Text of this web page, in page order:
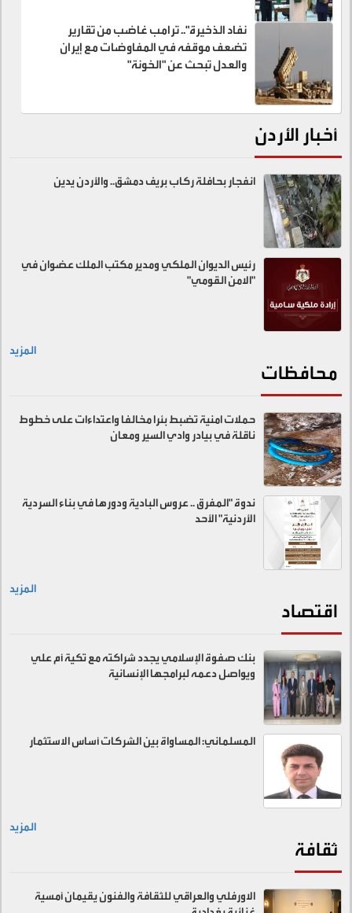
نفاد الذخيرة".. ترامب غاضب من تقارير
تضعف موقفه في المفاوضات مع إيران
والعدل تبحث عن "الخونة"
أخبار الأردن
انفجار بحافلة ركاب بريف دمشق.. والأردن يدين
رئيس الديوان الملكي ومدير مكتب الملك عضوان في
"الامن القومي"
المزيد
محافظات
حملات امنية تضبط بئرا مخالفا واعتداءات على خطوط
ناقلة في بيادر وادي السير ومعان
ندوة "المفرق .. عروس البادية ودورها في بناء السردية
الأردنية" الأحد
المزيد
اقتصاد
بنك صفوة الإسلامي يجدد شراكته مع تكية أم علي
ويواصل دعمه لبرامجها الإنسانية
المسلماني: المساواة بين الشركات أساس الاستثمار
المزيد
ثقافة
الاورفلي والعراقي للثقافة والفنون يقيمان أمسية